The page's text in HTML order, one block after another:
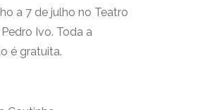
a 7 de julho no Teatro
Ivo. Toda a
é gratuita.